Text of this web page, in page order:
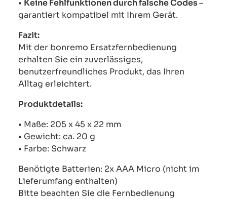
• Keine Fehlfunktionen durch falsche Codes–
garantiert kompatibel mit Ihrem Gerät.
Fazit:
Mit der bonremo Ersatzfernbedienung
erhalten Sie ein zuverlässiges,
benutzerfreundliches Produkt, das Ihren
Alltag erleichtert.
Produktdetails:
• Maße: 205 x 45 x 22 mm
• Gewicht: ca. 20 g
• Farbe: Schwarz
Benötigte Batterien: 2x AAA Micro (nicht im
Lieferumfang enthalten)
Bitte beachten Sie die Fernbedienung